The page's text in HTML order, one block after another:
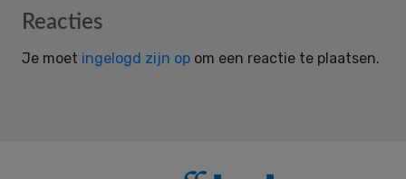
Reader
Reacties
Je moet ingelogd zijn op om een reactie te plaatsen.